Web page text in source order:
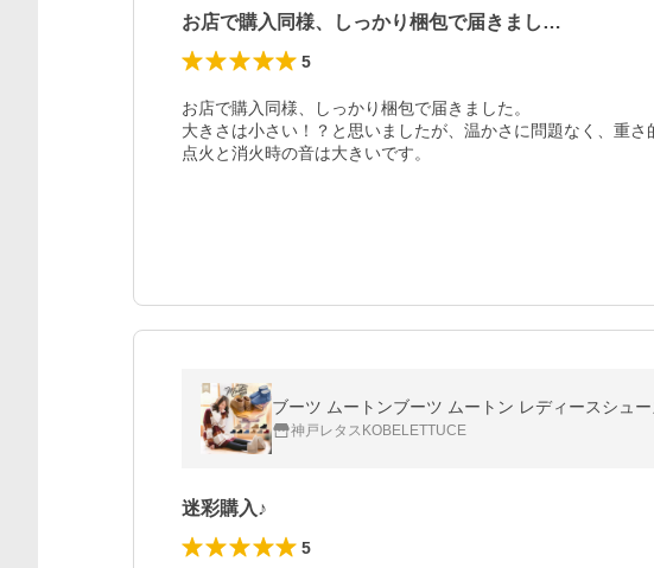
お店で購入同様、しっかり梱包で届きまし…
5
お店で購入同様、しっかり梱包で届きました。
大きさは小さい！？と思いましたが、温かさに問題なく、重
点火と消火時の音は大きいです。
ブーツ ムートンブーツ ムートン レディースシュ
神戸レタスKOBELETTUCE
迷彩購入♪
5